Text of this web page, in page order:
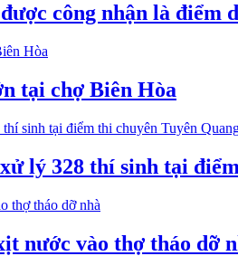
công nhận là điểm
tại chợ Biên Hòa
lý 328 thí sinh tại
nước vào thợ tháo dỡ